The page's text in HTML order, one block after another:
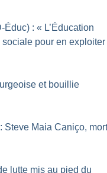
Éduc) : « L’Éducation
pour en exploiter
et bouillie
Steve Maia Caniço,
lutte mis au pied du